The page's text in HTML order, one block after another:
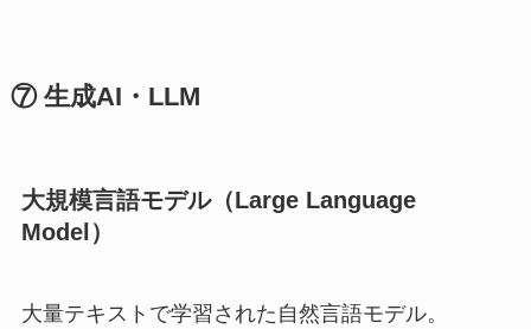
⑦ 生成AI・LLM
大規模言語モデル（Large Language
Model）
大量テキストで学習された自然言語モデル。